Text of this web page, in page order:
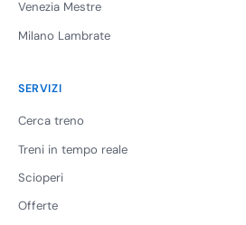
Venezia Mestre
Milano Lambrate
SERVIZI
Cerca treno
Treni in tempo reale
Scioperi
Offerte